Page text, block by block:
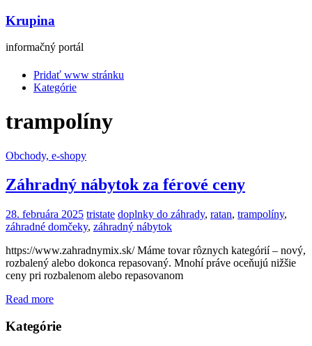
Krupina
informačný portál
Pridať www stránku
Kategórie
trampolíny
Obchody, e-shopy
Záhradný nábytok za férové ceny
28. februára 2025 tristate doplnky do záhrady, ratan, trampolíny,
záhradné domčeky, záhradný nábytok
https://www.zahradnymix.sk/ Máme tovar rôznych kategórií – nový,
rozbalený alebo dokonca repasovaný. Mnohí práve oceňujú nižšie
ceny pri rozbalenom alebo repasovanom
Read more
Kategórie